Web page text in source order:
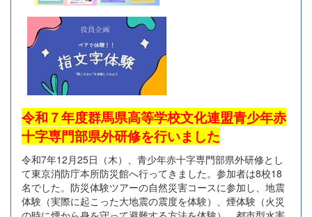
令和７年度群馬県高等学校文化連盟青少年赤
十字専門部県外研修を行いました
令和7年12月25日（木）、青少年赤十字専門部県外研修とし
て東京消防庁本所防災館へ行ってきました。参加者は8校18
名でした。防災体験ツアーの自然災害コースに参加し、地震
体験（実際に起こった大地震の震度を体験）、煙体験（火災